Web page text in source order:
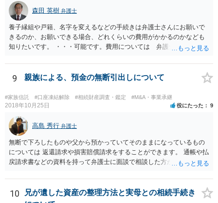
森田 英樹 弁護士
養子縁組や戸籍、名字を変えるなどの手続きは弁護士さんにお願いで
きるのか、お願いできる場合、どれくらいの費用がかかるのかなども
知りたいです。 ・・・可能です。費用については 弁護士と直接面談
ています。 やはり、成人した子のことまでごちゃごちゃ考えず、自分
の事だけ考えるべきなのでしょうか ・・・お子さんの事をまで含め良
い解決案があればお悩みになるのは当然と言えば当然のことです。 彼
と親子関係を結びたいと思っているが、名字は変えたくない・・・養
子縁組の必要があり 氏も変更することになります。 しかし 彼は成人
しているとは言え、自分の子と私の連れ子、全て平等にしたいと希
望。もちろん私もそうできればと思います。 ・・・婚姻前の契約 あ
るいは 遺言書などで その意思を実現する方法はあります。 弁護
士に相談してみてください。
9 親族による、預金の無断引出しについて
#家族信託 #口座凍結解除 #相続財産調査・鑑定 #M&A・事業承継
2018年10月25日 役にたった 9
高島 秀行 弁護士
無断で下ろしたものや父から預かっていてそのままになっているもの
については 返還請求や損害賠償請求をすることができます。 通帳や払
戻請求書などの資料を持って弁護士に面談で相談した方がよいと思い
10
兄が遺した資産の整理方法と実母との相続手続き